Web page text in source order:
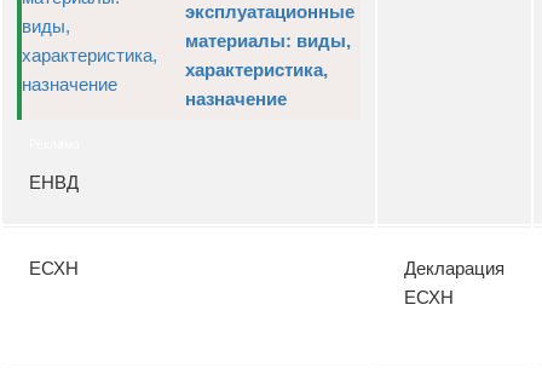
эксплуатационные
материалы: виды,
характеристика,
назначение
ЕНВД
ЕСХН
Декларация
ЕСХН